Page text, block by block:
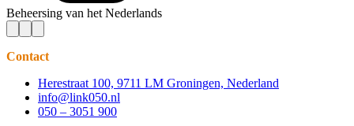
Beheersing van het Nederlands
Contact
Herestraat 100, 9711 LM Groningen, Nederland
info@link050.nl
050 – 3051 900